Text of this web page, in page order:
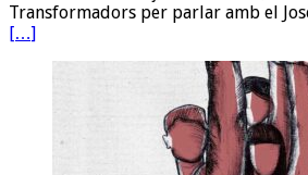
Transformadors per parlar amb el
[…]